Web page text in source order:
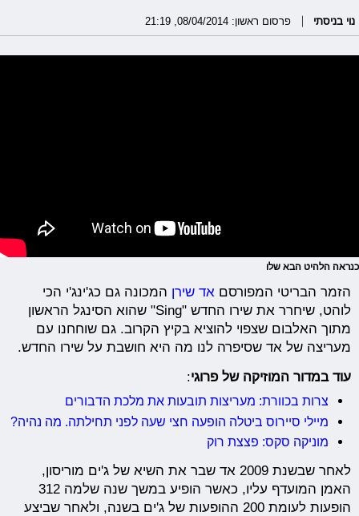
נוי בניסתי פרסום ראשון: 08/04/2014, 21:19
כנראה הלהיט הבא שלו
הזמר הבריטי המפורסםאד שירן המכונה גם כג'ינג'י הכי
לוהט, שיחרר את שירו החדש "Sing" שהוא הסינגל הראשון
מתוך האלבום שצפוי להוציא בקיץ הקרוב. גם שוחחנו עם
מעריצה של אד שסיפרה לנו מה היא חושבת על שירו החדש.
עוד במדור המוזיקה של פרוגי:
צרות בכוורת: מעריצות תובעות את מלכת הדבורים
מיילי סיירוס ביטלה הופעה חצי שעה לפני תחילתה. מה נהיה?
מוניקה סקס: פצצת רוק
לאחר שבשנת 2009 אד שבר את השיא של ג'ים מוריסון,
האמן המועדף עליו, כאשר הופיע במשך שנה שלמה 312
הופעות לעומת 200 ההופעות של ג'ים בשנה, ולאחר שביצע